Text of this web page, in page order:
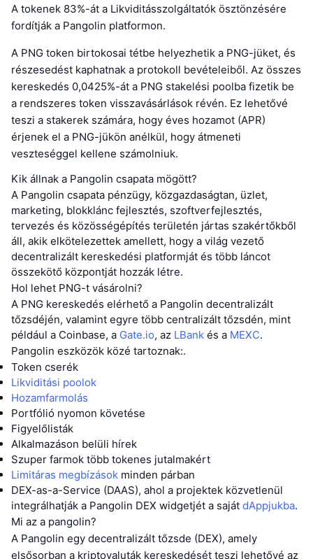
A tokenek 83%-át a Likviditásszolgáltatók ösztönzésére
fordítják a Pangolin platformon.
A PNG token birtokosai tétbe helyezhetik a PNG-jüket, és
részesedést kaphatnak a protokoll bevételeiből. Az összes
kereskedés 0,0425%-át a PNG stakelési poolba fizetik be
a rendszeres token visszavásárlások révén. Ez lehetővé
teszi a stakerek számára, hogy éves hozamot (APR)
érjenek el a PNG-jükön anélkül, hogy átmeneti
veszteséggel kellene számolniuk.
Kik állnak a Pangolin csapata mögött?
A Pangolin csapata pénzügy, közgazdaságtan, üzlet,
marketing, blokklánc fejlesztés, szoftverfejlesztés,
tervezés és közösségépítés területén jártas szakértőkből
áll, akik elkötelezettek amellett, hogy a világ vezető
decentralizált kereskedési platformját és több láncot
összekötő központját hozzák létre.
Hol lehet PNG-t vásárolni?
A PNG kereskedés elérhető a Pangolin decentralizált
tőzsdéjén, valamint egyre több centralizált tőzsdén, mint
például a Coinbase, a Gate.io, az LBank és a MEXC.
Pangolin eszközök közé tartoznak:.
Token cserék
Likviditási poolok
Hozamfarmolás
Portfólió nyomon követése
Figyelőlisták
Alkalmazáson belüli hírek
Szuper farmok több tokenes jutalmakért
Limitáras megbízások minden párban
DEX-as-a-Service (DAAS), ahol a projektek közvetlenül
integrálhatják a Pangolin DEX widgetjét a saját dAppjukba.
Mi az a pangolin?
A Pangolin egy decentralizált tőzsde (DEX), amely
elsősorban a kriptovaluták kereskedését teszi lehetővé az